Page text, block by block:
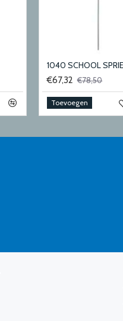
€67,32 €78,50
Toevoegen